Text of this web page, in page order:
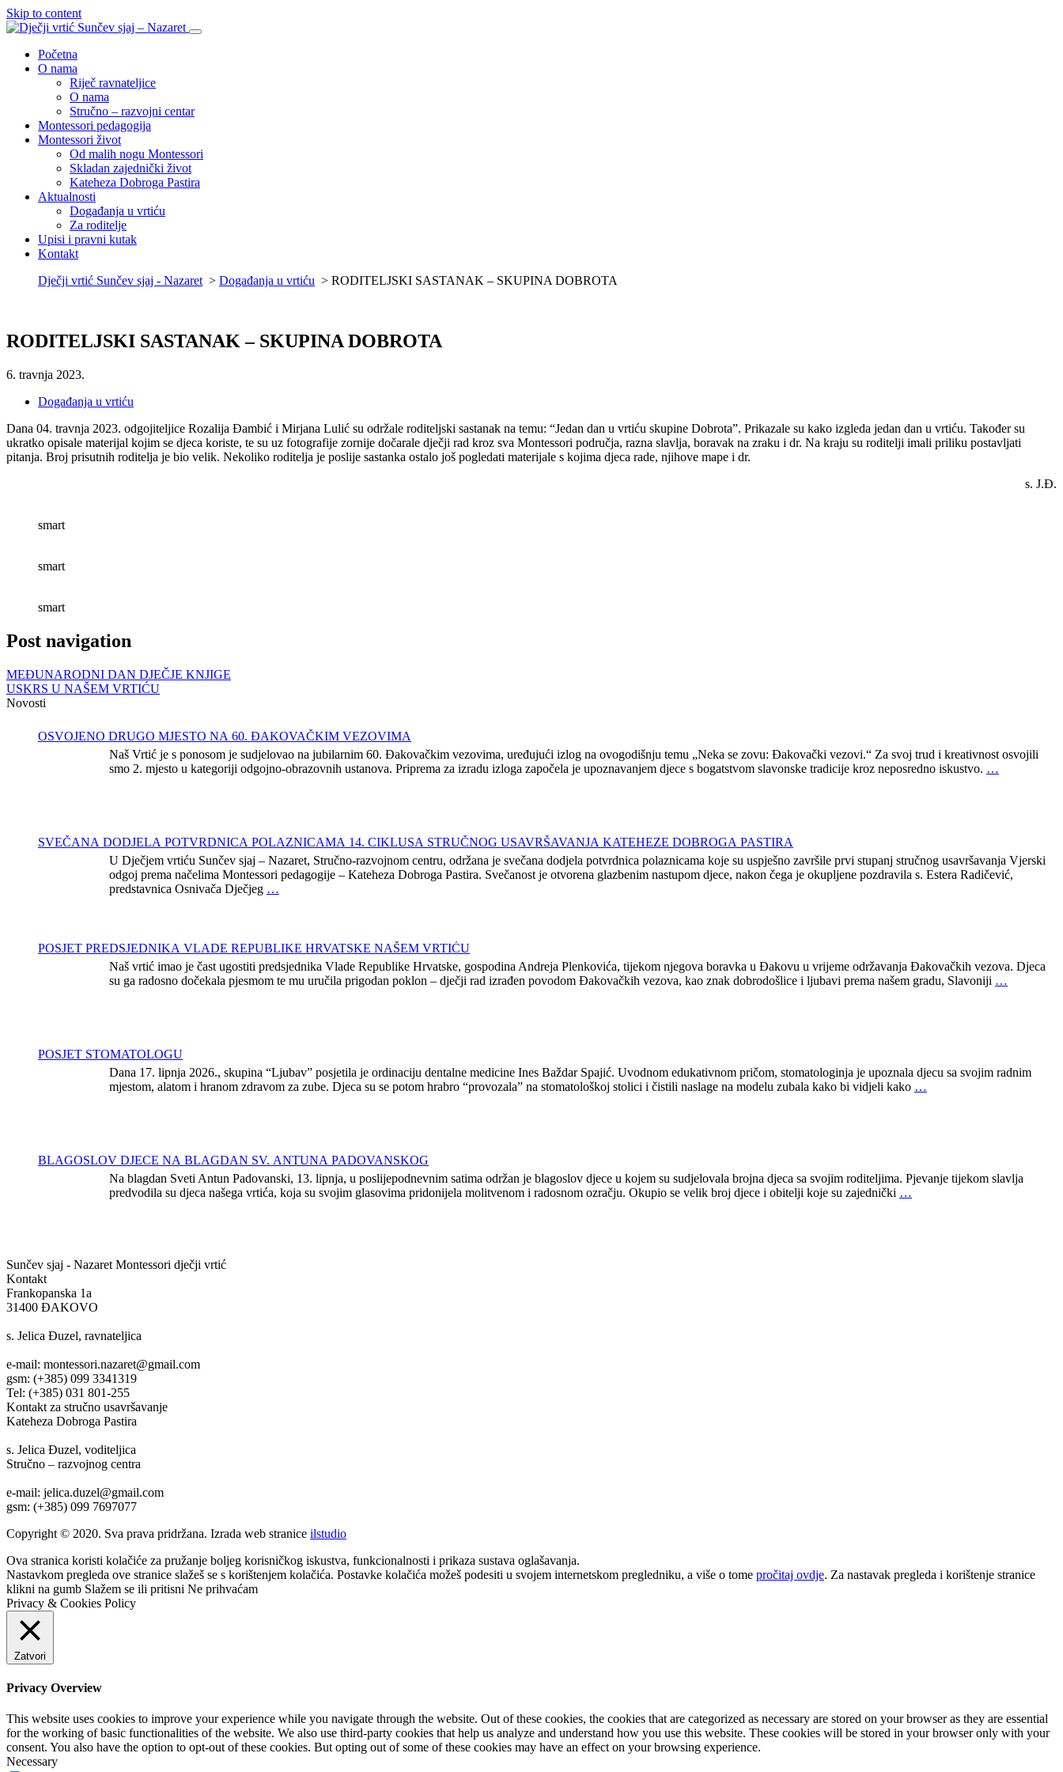
Skip to content
Početna
O nama
Riječ ravnateljice
O nama
Stručno – razvojni centar
Montessori pedagogija
Montessori život
Od malih nogu Montessori
Skladan zajednički život
Kateheza Dobroga Pastira
Aktualnosti
Događanja u vrtiću
Za roditelje
Upisi i pravni kutak
Kontakt
Dječji vrtić Sunčev sjaj - Nazaret > Događanja u vrtiću > RODITELJSKI SASTANAK – SKUPINA DOBROTA
RODITELJSKI SASTANAK – SKUPINA DOBROTA
6. travnja 2023.
Događanja u vrtiću
Dana 04. travnja 2023. odgojiteljice Rozalija Đambić i Mirjana Lulić su održale roditeljski sastanak na temu: “Jedan dan u vrtiću skupine Dobrota”. Prikazale su kako izgleda jedan dan u vrtiću. Također su
ukratko opisale materijal kojim se djeca koriste, te su uz fotografije zornije dočarale dječji rad kroz sva Montessori područja, razna slavlja, boravak na zraku i dr. Na kraju su roditelji imali priliku postavljati
pitanja. Broj prisutnih roditelja je bio velik. Nekoliko roditelja je poslije sastanka ostalo još pogledati materijale s kojima djeca rade, njihove mape i dr.
s. J.Đ.
smart
smart
smart
Post navigation
MEĐUNARODNI DAN DJEČJE KNJIGE
USKRS U NAŠEM VRTIĆU
Novosti
OSVOJENO DRUGO MJESTO NA 60. ĐAKOVAČKIM VEZOVIMA
Naš Vrtić je s ponosom je sudjelovao na jubilarnim 60. Đakovačkim vezovima, uređujući izlog na ovogodišnju temu „Neka se zovu: Đakovački vezovi.“ Za svoj trud i kreativnost osvojili
smo 2. mjesto u kategoriji odgojno-obrazovnih ustanova. Priprema za izradu izloga započela je upoznavanjem djece s bogatstvom slavonske tradicije kroz neposredno iskustvo. …
SVEČANA DODJELA POTVRDNICA POLAZNICAMA 14. CIKLUSA STRUČNOG USAVRŠAVANJA KATEHEZE DOBROGA PASTIRA
U Dječjem vrtiću Sunčev sjaj – Nazaret, Stručno-razvojnom centru, održana je svečana dodjela potvrdnica polaznicama koje su uspješno završile prvi stupanj stručnog usavršavanja Vjerski
odgoj prema načelima Montessori pedagogije – Kateheza Dobroga Pastira. Svečanost je otvorena glazbenim nastupom djece, nakon čega je okupljene pozdravila s. Estera Radičević,
predstavnica Osnivača Dječjeg …
POSJET PREDSJEDNIKA VLADE REPUBLIKE HRVATSKE NAŠEM VRTIĆU
Naš vrtić imao je čast ugostiti predsjednika Vlade Republike Hrvatske, gospodina Andreja Plenkovića, tijekom njegova boravka u Đakovu u vrijeme održavanja Đakovačkih vezova. Djeca
su ga radosno dočekala pjesmom te mu uručila prigodan poklon – dječji rad izrađen povodom Đakovačkih vezova, kao znak dobrodošlice i ljubavi prema našem gradu, Slavoniji …
POSJET STOMATOLOGU
Dana 17. lipnja 2026., skupina “Ljubav” posjetila je ordinaciju dentalne medicine Ines Baždar Spajić. Uvodnom edukativnom pričom, stomatologinja je upoznala djecu sa svojim radnim
mjestom, alatom i hranom zdravom za zube. Djeca su se potom hrabro “provozala” na stomatološkoj stolici i čistili naslage na modelu zubala kako bi vidjeli kako …
BLAGOSLOV DJECE NA BLAGDAN SV. ANTUNA PADOVANSKOG
Na blagdan Sveti Antun Padovanski, 13. lipnja, u poslijepodnevnim satima održan je blagoslov djece u kojem su sudjelovala brojna djeca sa svojim roditeljima. Pjevanje tijekom slavlja
predvodila su djeca našega vrtića, koja su svojim glasovima pridonijela molitvenom i radosnom ozračju. Okupio se velik broj djece i obitelji koje su zajednički …
Sunčev sjaj - Nazaret Montessori dječji vrtić
Kontakt
Frankopanska 1a
31400 ĐAKOVO
s. Jelica Đuzel, ravnateljica
e-mail: montessori.nazaret@gmail.com
gsm: (+385) 099 3341319
Tel: (+385) 031 801-255
Kontakt za stručno usavršavanje
Kateheza Dobroga Pastira
s. Jelica Đuzel, voditeljica
Stručno – razvojnog centra
e-mail: jelica.duzel@gmail.com
gsm: (+385) 099 7697077
Copyright © 2020. Sva prava pridržana. Izrada web stranice ilstudio
Ova stranica koristi kolačiće za pružanje boljeg korisničkog iskustva, funkcionalnosti i prikaza sustava oglašavanja.
Nastavkom pregleda ove stranice slažeš se s korištenjem kolačića. Postavke kolačića možeš podesiti u svojem internetskom pregledniku, a više o tome pročitaj ovdje. Za nastavak pregleda i korištenje stranice
klikni na gumb Slažem se ili pritisni Ne prihvaćam
Privacy & Cookies Policy
Zatvori
Privacy Overview
This website uses cookies to improve your experience while you navigate through the website. Out of these cookies, the cookies that are categorized as necessary are stored on your browser as they are essential
for the working of basic functionalities of the website. We also use third-party cookies that help us analyze and understand how you use this website. These cookies will be stored in your browser only with your
consent. You also have the option to opt-out of these cookies. But opting out of some of these cookies may have an effect on your browsing experience.
Necessary